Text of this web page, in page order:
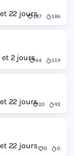
22 jours187 186
et 2 jours44 119
22 jours20 92
22 jours 0 0